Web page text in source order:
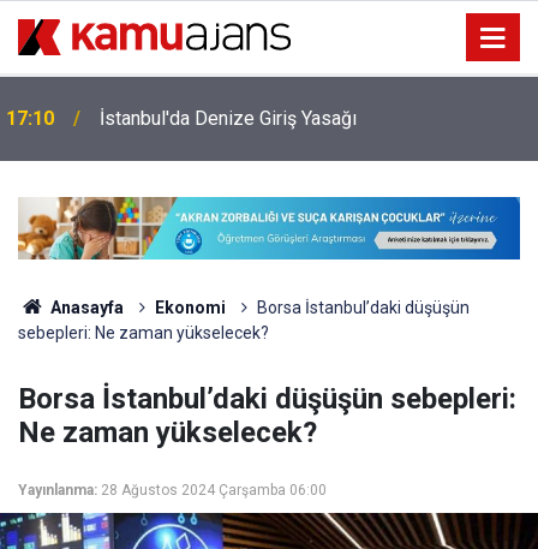
17:10 İstanbul'da Denize Giriş Yasağı
Anasayfa Ekonomi
Borsa İstanbul’daki düşüşün
sebepleri: Ne zaman yükselecek?
Borsa İstanbul’daki düşüşün sebepleri:
Ne zaman yükselecek?
Yayınlanma: 28 Ağustos 2024 Çarşamba 06:00